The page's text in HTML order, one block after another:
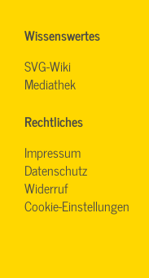
Wissenswertes
SVG-Wiki
Mediathek
Rechtliches
Impressum
Datenschutz
Widerruf
Cookie-Einstellungen